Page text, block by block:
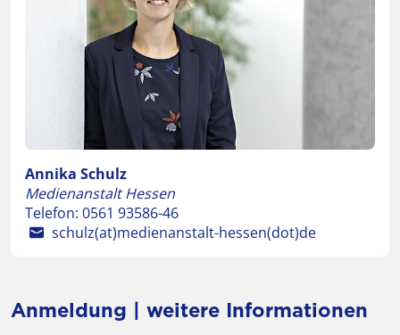
Annika Schulz
Medienanstalt Hessen
Telefon: 0561 93586-46
schulz(at)medienanstalt-hessen(dot)de
Anmeldung | weitere Informationen